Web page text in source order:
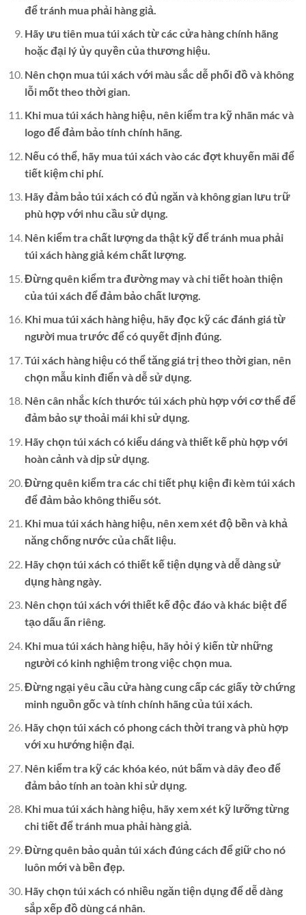
để tránh mua phải hàng giả.
Hãy ưu tiên mua túi xách từ các cửa hàng chính hãng
hoặc đại lý ủy quyền của thương hiệu.
Nên chọn mua túi xách với màu sắc dễ phối đồ và không
lỗi mốt theo thời gian.
Khi mua túi xách hàng hiệu, nên kiểm tra kỹ nhãn mác và
logo để đảm bảo tính chính hãng.
Nếu có thể, hãy mua túi xách vào các đợt khuyến mãi để
tiết kiệm chi phí.
Hãy đảm bảo túi xách có đủ ngăn và không gian lưu trữ
phù hợp với nhu cầu sử dụng.
Nên kiểm tra chất lượng da thật kỹ để tránh mua phải
túi xách hàng giả kém chất lượng.
Đừng quên kiểm tra đường may và chi tiết hoàn thiện
của túi xách để đảm bảo chất lượng.
Khi mua túi xách hàng hiệu, hãy đọc kỹ các đánh giá từ
người mua trước để có quyết định đúng.
Túi xách hàng hiệu có thể tăng giá trị theo thời gian, nên
chọn mẫu kinh điển và dễ sử dụng.
Nên cân nhắc kích thước túi xách phù hợp với cơ thể để
đảm bảo sự thoải mái khi sử dụng.
Hãy chọn túi xách có kiểu dáng và thiết kế phù hợp với
hoàn cảnh và dịp sử dụng.
Đừng quên kiểm tra các chi tiết phụ kiện đi kèm túi xách
để đảm bảo không thiếu sót.
Khi mua túi xách hàng hiệu, nên xem xét độ bền và khả
năng chống nước của chất liệu.
Hãy chọn túi xách có thiết kế tiện dụng và dễ dàng sử
dụng hàng ngày.
Nên chọn túi xách với thiết kế độc đáo và khác biệt để
tạo dấu ấn riêng.
Khi mua túi xách hàng hiệu, hãy hỏi ý kiến từ những
người có kinh nghiệm trong việc chọn mua.
Đừng ngại yêu cầu cửa hàng cung cấp các giấy tờ chứng
minh nguồn gốc và tính chính hãng của túi xách.
Hãy chọn túi xách có phong cách thời trang và phù hợp
với xu hướng hiện đại.
Nên kiểm tra kỹ các khóa kéo, nút bấm và dây đeo để
đảm bảo tính an toàn khi sử dụng.
Khi mua túi xách hàng hiệu, hãy xem xét kỹ lưỡng từng
chi tiết để tránh mua phải hàng giả.
Đừng quên bảo quản túi xách đúng cách để giữ cho nó
luôn mới và bền đẹp.
Hãy chọn túi xách có nhiều ngăn tiện dụng để dễ dàng
sắp xếp đồ dùng cá nhân.